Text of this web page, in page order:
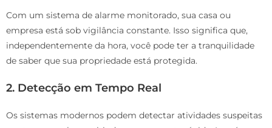
Com um sistema de alarme monitorado, sua casa ou
empresa está sob vigilância constante. Isso significa que,
independentemente da hora, você pode ter a tranquilidade
de saber que sua propriedade está protegida.
2. Detecção em Tempo Real
Os sistemas modernos podem detectar atividades suspeitas